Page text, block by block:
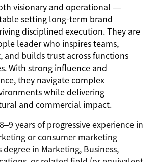
visionary and operational —
setting long-term brand
disciplined execution. They are
leader who inspires teams,
and builds trust across functions
With strong influence and
they navigate complex
while delivering
and commercial impact.
years of progressive experience in
or consumer marketing
degree in Marketing, Business,